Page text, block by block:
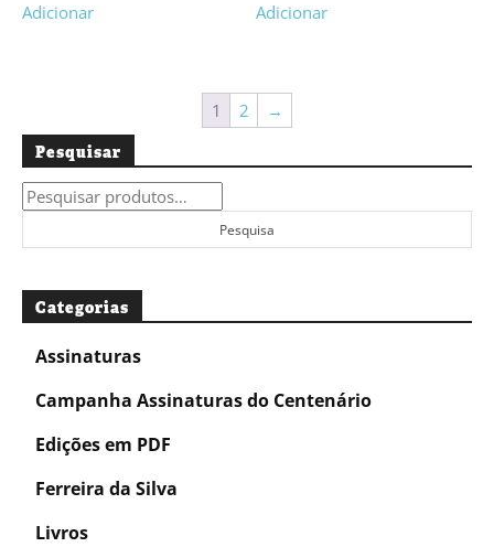
Adicionar Adicionar
1 2 →
Pesquisar
Pesquisar
por:
Pesquisa
Categorias
Assinaturas
Campanha Assinaturas do Centenário
Edições em PDF
Ferreira da Silva
Livros